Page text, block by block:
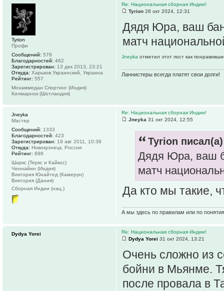
Re: Национальная сборная Индии!
Tyrion 28 окт 2024, 12:31
Дядя Юра, ваш
матч
Jneyka отметил этот пост как
Ланнистеры всегда платят свои долги!
Tyrion
Профи
Сообщений: 578
Благодарностей: 462
Зарегистрирован: 13 дек 2013, 23:21
Откуда: Харьков Украинский, Украина
Рейтинг: 557
Мохаммедан Спортинг (Индия)
Килмарнок (Шотландия)
Re: Национальная сборная Индии!
Jneyka 31 окт 2024, 12:55
Tyrion
Дядя Юра, ваш
матч
Да кто мы такие,
А мы здесь по правилам или по
Jneyka
Мастер
Сообщений: 1333
Благодарностей: 423
Зарегистрирован: 19 авг 2011, 10:38
Откуда: Новокузнецк, Россия
Рейтинг: 898
Шаркс (Теркс и Кайкос)
Ченнайин (Индия)
Виктория Юнайтед (Камерун)
Виктория (Дания)
Сборная Индии (нац.)
Re: Национальная сборная Индии!
Dydya Yorei 31 окт 2024, 13:21
Очень сложно из
бойни в Мьянме.
после провала в
Dydya Yorei